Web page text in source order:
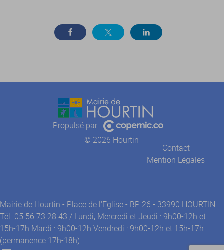
Propulsé par
© 2026 Hourtin
Contact
Mention Légales
Mairie de Hourtin - Place de l'Eglise - BP 26 - 33990 HOURTIN
Tél. 05 56 73 28 43 / Lundi, Mercredi et Jeudi : 9h00-12h et
15h-17h Mardi : 9h00-12h Vendredi : 9h00-12h et 15h-17h
(permanence 17h-18h)